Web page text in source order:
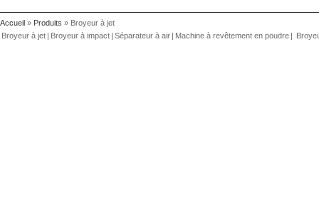
Accueil » Produits » Broyeur à jet
Broyeur à jet | Broyeur à impact | Séparateur à air | Machine à revêtement en poudre |